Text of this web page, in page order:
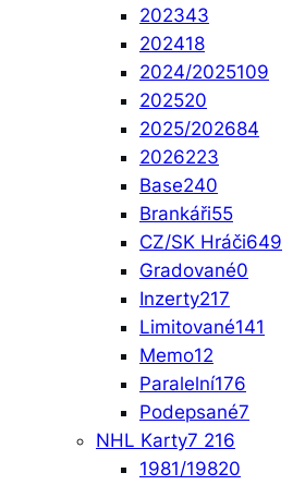
202343
202418
2024/2025109
202520
2025/202684
2026223
Base240
Brankáři55
CZ/SK Hráči649
Gradované0
Inzerty217
Limitované141
Memo12
Paralelní176
Podepsané7
NHL Karty7 216
1981/19820